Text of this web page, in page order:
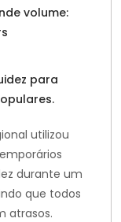
volume:
para
utilizou
durante um
que todos
atrasos.